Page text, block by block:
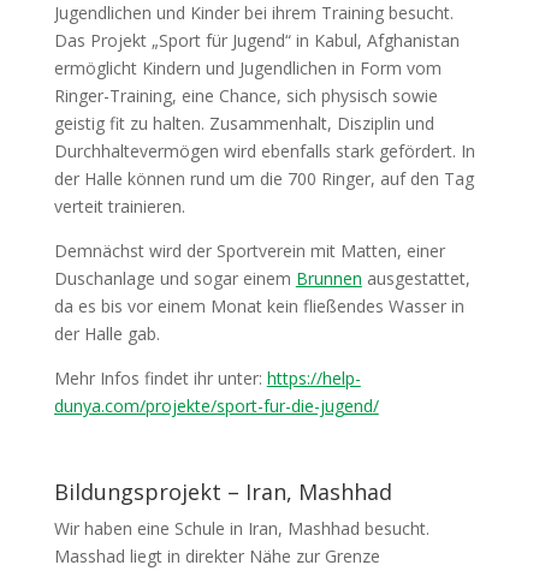
Jugendlichen und Kinder bei ihrem Training besucht.
Das Projekt „Sport für Jugend“ in Kabul, Afghanistan
ermöglicht Kindern und Jugendlichen in Form vom
Ringer-Training, eine Chance, sich physisch sowie
geistig fit zu halten. Zusammenhalt, Disziplin und
Durchhaltevermögen wird ebenfalls stark gefördert. In
der Halle können rund um die 700 Ringer, auf den Tag
verteit trainieren.
Demnächst wird der Sportverein mit Matten, einer
Duschanlage und sogar einem Brunnen ausgestattet,
da es bis vor einem Monat kein fließendes Wasser in
der Halle gab.
Mehr Infos findet ihr unter: https://help-
dunya.com/projekte/sport-fur-die-jugend/
Bildungsprojekt – Iran, Mashhad
Wir haben eine Schule in Iran, Mashhad besucht.
Masshad liegt in direkter Nähe zur Grenze